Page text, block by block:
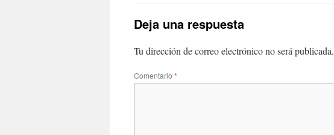
Deja una respuesta
Tu dirección de correo electrónico no será publicada.
Comentario *